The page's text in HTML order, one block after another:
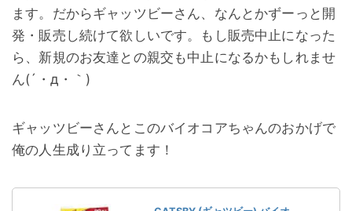
ます。だからギャッツビーさん、なんとかずーっと開
発・販売し続けて欲しいです。もし販売中止になった
ら、新規のお友達との親交も中止になるかもしれませ
ん(´・д・｀)
ギャッツビーさんとこのバイオコアちゃんのおかげで
俺の人生成り立ってます！